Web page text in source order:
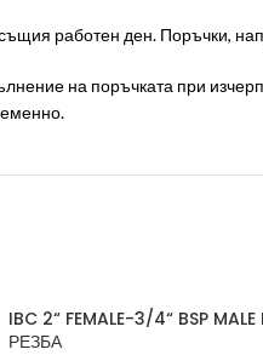
работен ден. Поръчки,
на поръчката при
IBC 2“ FEMALE-3/4“ BSP
РЕЗБА